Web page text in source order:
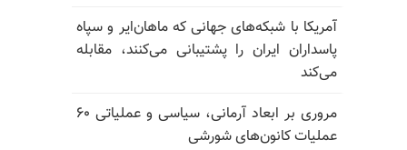
آمریکا با شبکه‌های جهانی که ماهان‌ایر و سپاه
پاسداران ایران را پشتیبانی می‌کنند، مقابله
می‌کند
مروری بر ابعاد آرمانی، سیاسی و عملیاتی ۶۰
عملیات کانون‌های شورشی